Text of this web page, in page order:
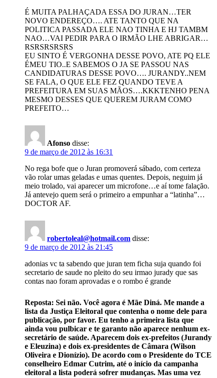
É MUITA PALHAÇADA ESSA DO JURAN…TER
NOVO ENDEREÇO…. ATE TANTO QUE NA
POLITICA PASSADA ELE NAO TINHA E HJ TAMBM
NAO…VAI PEDIR PARA O IRMÃO LHE ABRIGAR…
RSRSRSRSRS
EU SINTO É VERGONHA DESSE POVO, ATE PQ ELE
ÉMEU TIO..E SABEMOS O JA SE PASSOU NAS
CANDIDATURAS DESSE POVO…. JURANDY..NEM
SE FALA, O QUE ELE FEZ QUANDO TEVE A
PREFEITURA EM SUAS MÃOS….KKKTENHO PENA
MESMO DESSES QUE QUEREM JURAM COMO
PREFEITO…
Afonso disse:
9 de março de 2012 às 16:31
No rega bofe que o Juran promoverá sábado, com certeza
vão rolar umas geladas e umas quentes. Depois, neguim já
meio trolado, vai aparecer um microfone…e aí tome falação.
Já antevejo quem será o primeiro a empunhar a “latinha”…
DOCTOR AF.
robertoleal@hotmail.com disse:
9 de março de 2012 às 21:45
adonias vc ta sabendo que juran tem ficha suja quando foi
secretario de saude no pleito do seu irmao jurady que sas
contas nao foram aprovadas e o rombo é grande
Reposta: Sei não. Você agora é Mãe Diná. Me mande a
lista da Justiça Eleitoral que contenha o nome dele para
publicação, por favor. Eu tenho a primeira lista que
ainda vou pulbicar e te garanto não aparece nenhum ex-
secretário de saúde. Aparecem dois ex-prefeitos (Jurandy
e Eleuzina) e dois ex-presidentes de Câmara (Wilson
Oliveira e Dionízio). De acordo com o Presidente do TCE
conselheiro Edmar Cutrim, até o início da campanha
eleitoral a lista poderá sofrer mudanças. Mas uma vez